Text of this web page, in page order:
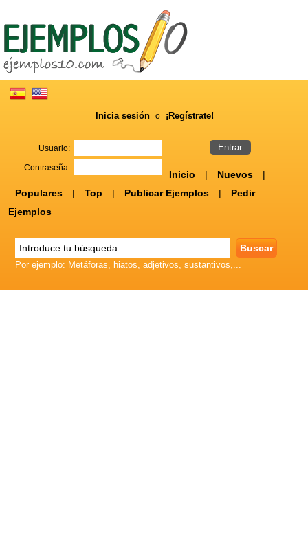
Inicia sesión o ¡Regístrate!
Usuario:
Contraseña:
Inicio | Nuevos
|
Populares
| Top | Publicar Ejemplos |
Pedir
Ejemplos
Por ejemplo: Metáforas, hiatos, adjetivos, sustantivos,...